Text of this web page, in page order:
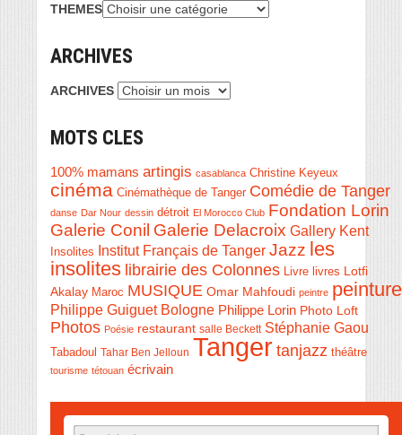
THEMES
ARCHIVES
ARCHIVES
MOTS CLES
100% mamans artingis casablanca Christine Keyeux
cinéma Cinémathèque de Tanger Comédie de Tanger
danse Dar Nour dessin détroit El Morocco Club Fondation Lorin
Galerie Conil Galerie Delacroix Gallery Kent
Insolites Institut Français de Tanger Jazz les
insolites librairie des Colonnes Livre livres
Lotfi
Akalay Maroc MUSIQUE Omar Mahfoudi peintre peinture
Philippe Guiguet Bologne Philippe Lorin Photo Loft
Photos Poésie restaurant salle Beckett Stéphanie Gaou
Tabadoul Tahar Ben Jelloun Tanger tanjazz théâtre
tourisme tétouan écrivain